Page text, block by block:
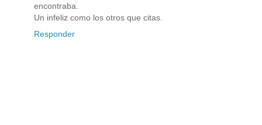
encontraba.
Un infeliz como los otros que citas.
Responder